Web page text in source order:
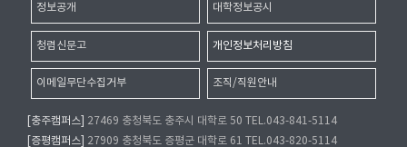
정보공개 대학정보공시
청렴신문고 개인정보처리방침
이메일무단수집거부 조직/직원안내
[충주캠퍼스]
27469 충청북도 충주시 대학로 50 TEL.043-841-5114
[증평캠퍼스]
27909 충청북도 증평군 대학로 61 TEL.043-820-5114